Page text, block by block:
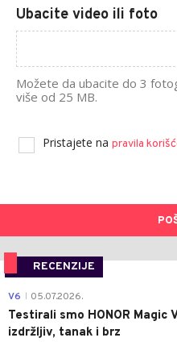
Ubacite video ili foto
Možete da ubacite do 3
više od 25 MB.
Pristajete na pravila
RECENZIJE
V6 05.07.2026.
Testirali smo HONOR Magic
izdržljiv, tanak i brz